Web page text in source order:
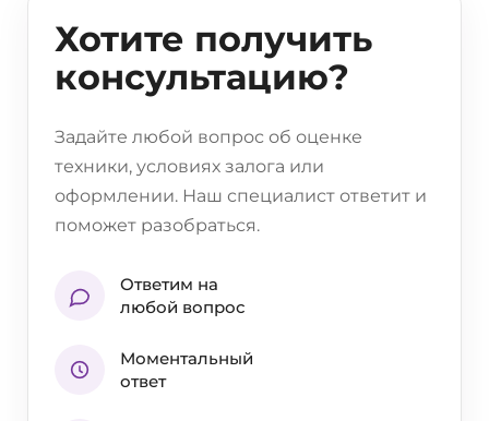
Хотите получить
консультацию?
Задайте любой вопрос об оценке
техники, условиях залога или
оформлении. Наш специалист ответит и
поможет разобраться.
Ответим на
любой вопрос
Моментальный
ответ